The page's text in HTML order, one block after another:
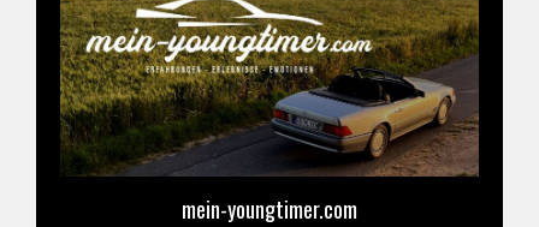
mein-youngtimer.com